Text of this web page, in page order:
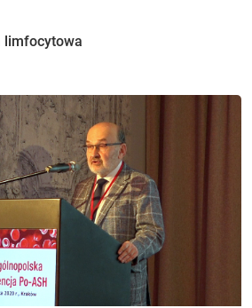
limfocytowa